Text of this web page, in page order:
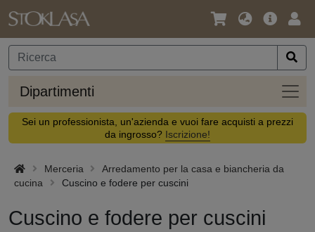
Lingua
Valuta
Offerta
Dipartimenti
Sei un professionista, un'azienda e vuoi fare acquisti a prezzi
da ingrosso? Iscrizione!
Merceria
Arredamento per la casa e biancheria da
cucina
Cuscino e fodere per cuscini
Cuscino e fodere per cuscini